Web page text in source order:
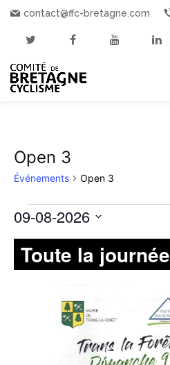
contact@ffc-bretagne.com
Open 3
Événements Open 3
ÉVÉNEMENTS
FOR
9
AOÛT
2026
09-08-2026
une
date.
Toute la journée